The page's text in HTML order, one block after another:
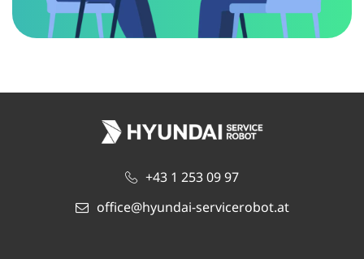
+43 1 253 09 97
office@hyundai-servicerobot.at